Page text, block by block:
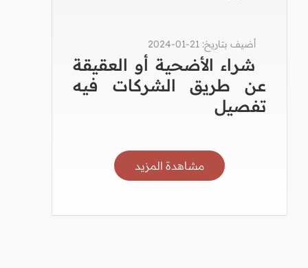
أضيف بتاريخ: 21-01-2024
شراء الأضحية أو العقيقة
عن طريق الشركات فيه
تفصيل
مشاهدة المزيد